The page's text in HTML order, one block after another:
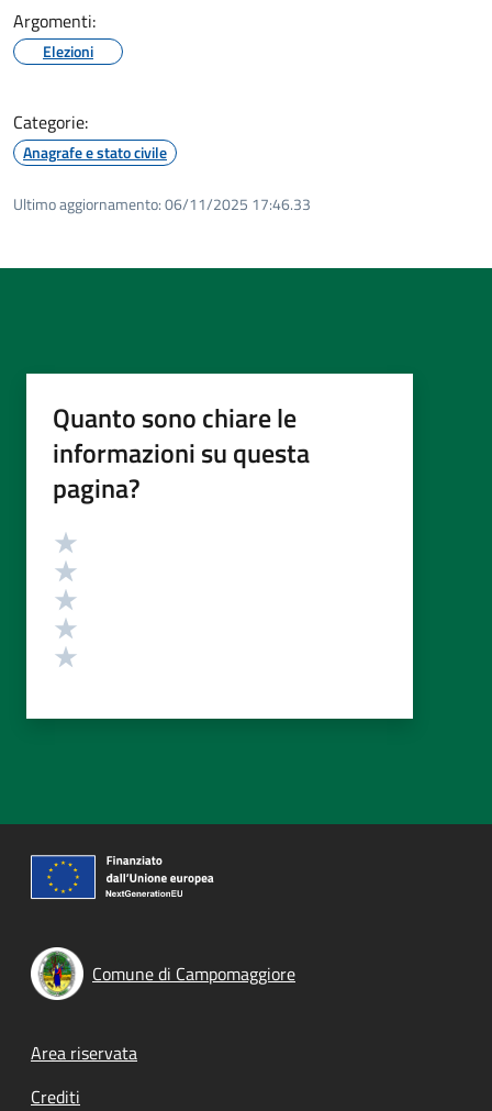
Argomenti:
Elezioni
Categorie:
Anagrafe e stato civile
Ultimo aggiornamento:06/11/2025 17:46.33
Quanto sono chiare le
informazioni su questa
pagina?
Valutazione
Comune di Campomaggiore
Footer menu
Area riservata
Crediti